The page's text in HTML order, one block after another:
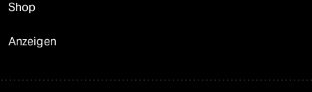
Shop
Anzeigen